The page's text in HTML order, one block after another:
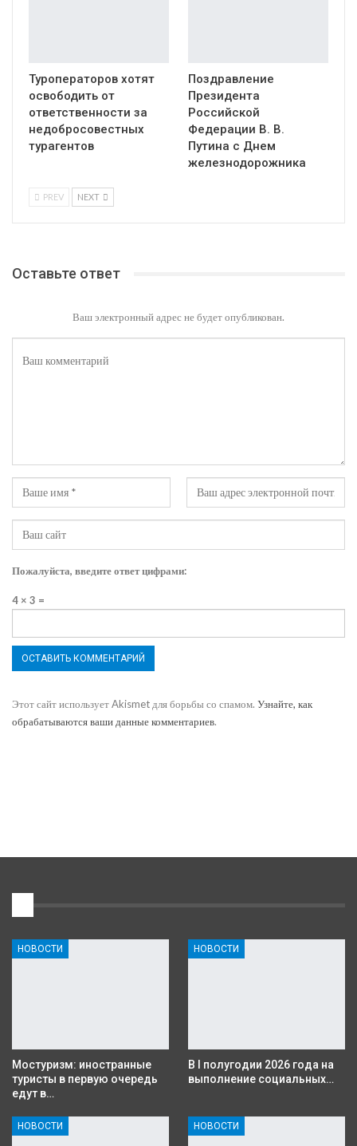
Туроператоров хотят
освободить от
ответственности за
недобросовестных
турагентов
Поздравление
Президента
Российской
Федерации В. В.
Путина с Днем
железнодорожника
PREV NEXT
Оставьте ответ
Ваш электронный адрес не будет опубликован.
Пожалуйста, введите ответ цифрами:
4 × 3 =
Этот сайт использует Akismet для борьбы со спамом. Узнайте, как
обрабатываются ваши данные комментариев.
НОВОСТИ
Мостуризм: иностранные
туристы в первую очередь
едут в…
НОВОСТИ
В I полугодии 2026 года на
выполнение социальных…
НОВОСТИ НОВОСТИ